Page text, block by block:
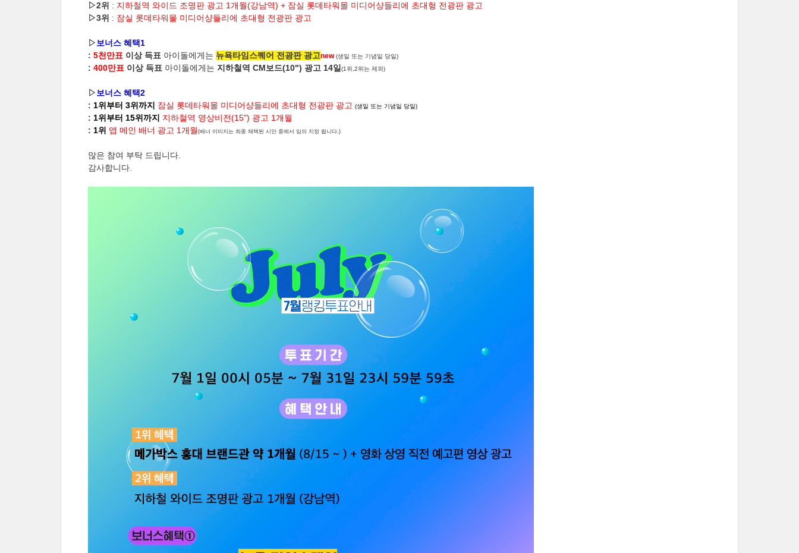
▷2위 : 지하철역 와이드 조명판 광고 1개월(강남역) + 잠실 롯데타워몰 미디어샹들리에 초대형 전광판 광고
▷3위 : 잠실 롯데타워몰 미디어샹들리에 초대형 전광판 광고
▷ 보너스 혜택1
: 5천만표 이상 득표 아이돌에게는 뉴욕타임스퀘어 전광판 광고new(생일 또는 기념일 당일)
: 400만표 이상 득표 아이돌에게는 지하철역 CM보드(10") 광고 14일 (1위,2위는 제외)
▷ 보너스 혜택2
: 1위부터 3위까지 잠실 롯데타워몰 미디어샹들리에 초대형 전광판 광고 (생일 또는 기념일 당일)
: 1위부터 15위까지 지하철역 영상비전(15") 광고 1개월
: 1위 앱 메인 배너 광고 1개월 (배너 이미지는 최종 채택된 시안 중에서 임의 지정 됩니다.)
많은 참여 부탁 드립니다.
감사합니다.